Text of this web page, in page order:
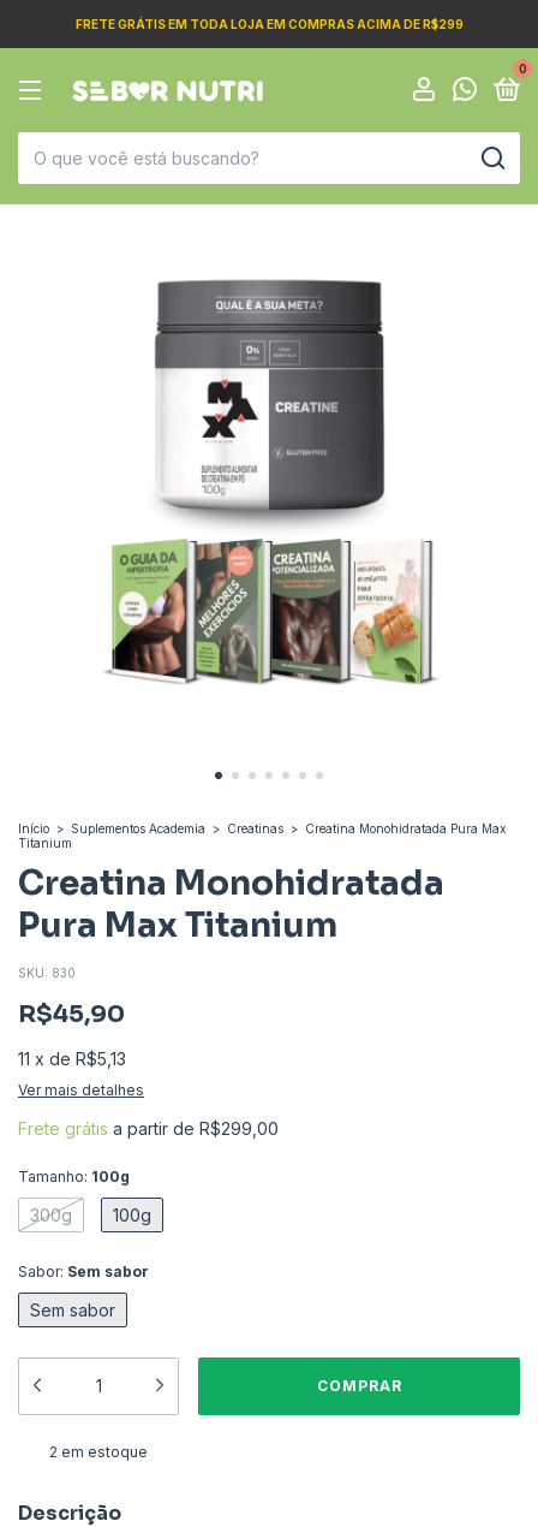
FRETE GRÁTIS EM TODA LOJA EM COMPRAS ACIMA DE R$299
0
Início > Suplementos Academia > Creatinas > Creatina Monohidratada Pura Max
Titanium
Creatina Monohidratada
Pura Max Titanium
SKU: 830
R$45,90
11 x de R$5,13
Ver mais detalhes
Frete grátis a partir de R$299,00
Tamanho: 100g
300g 100g
Sabor: Sem sabor
Sem sabor
2 em estoque
Descrição